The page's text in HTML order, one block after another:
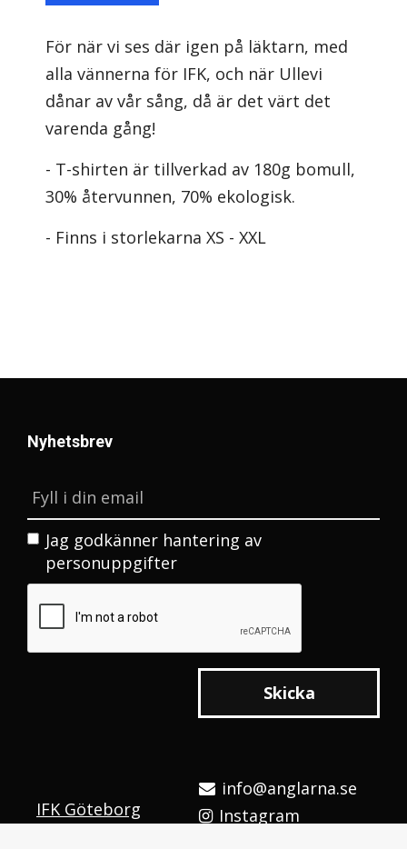
För när vi ses där igen på läktarn, med
alla vännerna för IFK, och när Ullevi
dånar av vår sång, då är det värt det
varenda gång!
- T-shirten är tillverkad av 180g bomull,
30% återvunnen, 70% ekologisk.
- Finns i storlekarna XS - XXL
Nyhetsbrev
Jag godkänner hantering av
personuppgifter
Skicka
IFK Göteborg
info@anglarna.se
Instagram